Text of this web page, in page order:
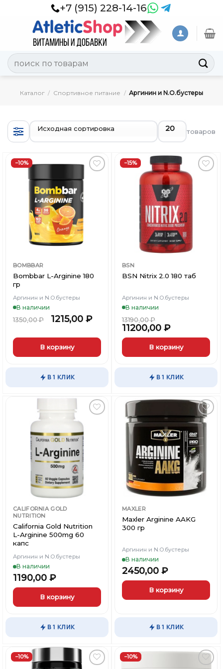
+7 (915) 228-14-16
Искать:
Каталог / Спортивное питание / Аргинин и N.O.бустеры
товаров
−10%
Вишлист
BOMBBAR
Bombbar L-Arginine 180
гр
Аргинин и N.O.бустеры
В наличии
1350,00₽ 1215,00 ₽
В корзину
Опции
можно
выбрать
странице
В 1 КЛИК
−15%
Добавить
Вишлист
BSN
BSN Nitrix 2.0 180 таб
Аргинин и N.O.бустеры
В наличии
13190,00₽
11200,00 ₽
В корзину
В 1 КЛИК
Добавить
Вишлист
CALIFORNIA GOLD
NUTRITION
California Gold Nutrition
L-Arginine 500mg 60
капс
Аргинин и N.O.бустеры
В наличии
1190,00 ₽
В корзину
В 1 КЛИК
Добавить
в
Вишлист
MAXLER
Maxler Arginine AAKG
300 гр
Аргинин и N.O.бустеры
В наличии
2450,00 ₽
В корзину
В 1 КЛИК
−10% −10%
Меню
Каталог
Бренды
Подарочные сертификаты
Контакты
Меню
Каталог
Бренды
Подарочные сертификаты
Контакты
Меню
Каталог
Бренды
Подарочные сертификаты
Контакты